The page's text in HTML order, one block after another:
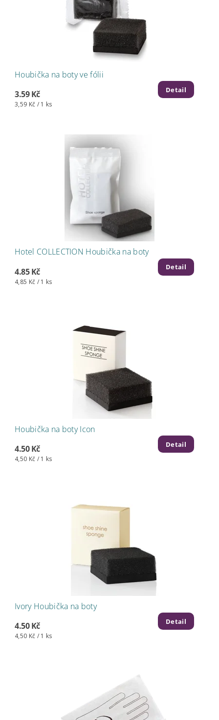
Houbička na boty ve fólii
3.59 Kč
3,59 Kč / 1 ks
Detail
Hotel COLLECTION Houbička na boty
4.85 Kč
4,85 Kč / 1 ks
Detail
Houbička na boty Icon
4.50 Kč
4,50 Kč / 1 ks
Detail
Ivory Houbička na boty
4.50 Kč
4,50 Kč / 1 ks
Detail